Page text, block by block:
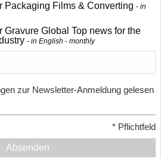
Packaging Films & Converting
in
Gravure Global Top news for the
in English - monthly
zur Newsletter-Anmeldung gelesen
* Pflichtfeld
Absenden